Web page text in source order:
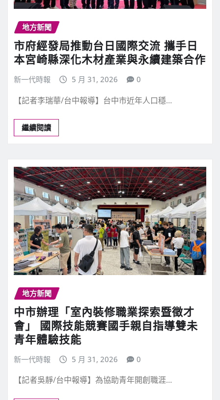
地方新聞
市府經發局推動台日國際交流 攜手日
本宮崎縣深化木材產業與永續建築合作
新一代時報 5 月 31, 2026 0
【記者李瑞華/台中報導】台中市近年人口穩…
繼續閱讀
地方新聞
中市辦理「室內裝修職業探索暨徵才
會」 國際技能競賽國手親自指導雙未
青年體驗技能
新一代時報 5 月 31, 2026 0
【記者吳靜/台中報導】為協助青年開創職涯…